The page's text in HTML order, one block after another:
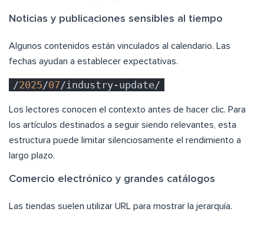
Noticias y publicaciones sensibles al tiempo
Algunos contenidos están vinculados al calendario. Las
fechas ayudan a establecer expectativas.
/2025/07/industry-update/
Los lectores conocen el contexto antes de hacer clic. Para
los artículos destinados a seguir siendo relevantes, esta
estructura puede limitar silenciosamente el rendimiento a
largo plazo.
Comercio electrónico y grandes catálogos
Las tiendas suelen utilizar URL para mostrar la jerarquía.